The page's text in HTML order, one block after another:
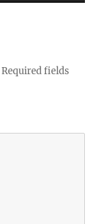
Required fields